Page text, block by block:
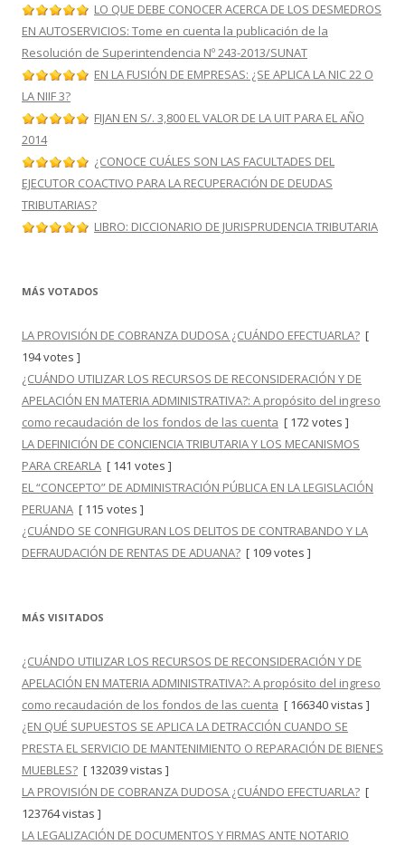
LO QUE DEBE CONOCER ACERCA DE LOS DESMEDROS
EN AUTOSERVICIOS: Tome en cuenta la publicación de la
Resolución de Superintendencia Nº 243-2013/SUNAT
EN LA FUSIÓN DE EMPRESAS: ¿SE APLICA LA NIC 22 O
LA NIIF 3?
FIJAN EN S/. 3,800 EL VALOR DE LA UIT PARA EL AÑO
2014
¿CONOCE CUÁLES SON LAS FACULTADES DEL
EJECUTOR COACTIVO PARA LA RECUPERACIÓN DE DEUDAS
TRIBUTARIAS?
LIBRO: DICCIONARIO DE JURISPRUDENCIA TRIBUTARIA
MÁS VOTADOS
LA PROVISIÓN DE COBRANZA DUDOSA ¿CUÁNDO EFECTUARLA? [
194 votes ]
¿CUÁNDO UTILIZAR LOS RECURSOS DE RECONSIDERACIÓN Y DE
APELACIÓN EN MATERIA ADMINISTRATIVA?: A propósito del ingreso
como recaudación de los fondos de las cuenta [ 172 votes ]
LA DEFINICIÓN DE CONCIENCIA TRIBUTARIA Y LOS MECANISMOS
PARA CREARLA [ 141 votes ]
EL “CONCEPTO” DE ADMINISTRACIÓN PÚBLICA EN LA LEGISLACIÓN
PERUANA [ 115 votes ]
¿CUÁNDO SE CONFIGURAN LOS DELITOS DE CONTRABANDO Y LA
DEFRAUDACIÓN DE RENTAS DE ADUANA? [ 109 votes ]
MÁS VISITADOS
¿CUÁNDO UTILIZAR LOS RECURSOS DE RECONSIDERACIÓN Y DE
APELACIÓN EN MATERIA ADMINISTRATIVA?: A propósito del ingreso
como recaudación de los fondos de las cuenta [ 166340 vistas ]
¿EN QUÉ SUPUESTOS SE APLICA LA DETRACCIÓN CUANDO SE
PRESTA EL SERVICIO DE MANTENIMIENTO O REPARACIÓN DE BIENES
MUEBLES? [ 132039 vistas ]
LA PROVISIÓN DE COBRANZA DUDOSA ¿CUÁNDO EFECTUARLA? [
123764 vistas ]
LA LEGALIZACIÓN DE DOCUMENTOS Y FIRMAS ANTE NOTARIO